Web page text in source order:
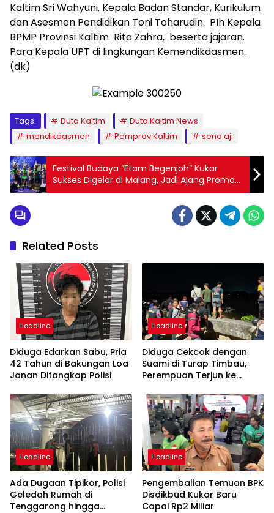
Kaltim Sri Wahyuni. Kepala Badan Standar, Kurikulum
dan Asesmen Pendidikan Toni Toharudin. PIh Kepala
BPMP Provinsi Kaltim Rita Zahra, beserta jajaran.
Para Kepala UPT di lingkungan Kemendikdasmen.
(dk)
Tags: Duta Kaltim
Duta Kaltim News
mendikdasmen
Pemprov Kaltim seno aji
Festival Budaya “Etam Begenjoh” Kukar
Sukses Digelar di Malang, Jadi Ajang Promosi
Budaya dan Pariwisata
Related Posts
Headline
Diduga Edarkan Sabu, Pria
42 Tahun di Bakungan Loa
Janan Ditangkap Polisi
Headline
Diduga Cekcok dengan
Suami di Turap Timbau,
Perempuan Terjun ke
Headline
Ada Dugaan Tipikor, Polisi
Geledah Rumah di
Tenggarong hingga
Headline
Pengembalian Temuan BPK
Disdikbud Kukar Baru
Capai Rp2 Miliar